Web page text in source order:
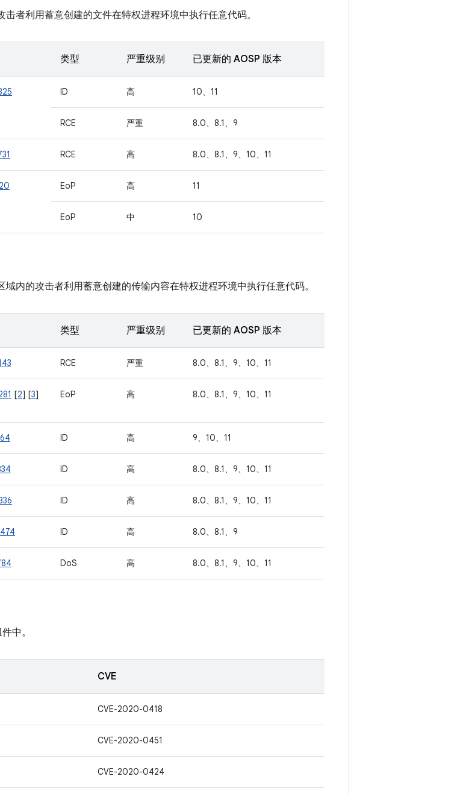
者利用蓄意创建的文件在特权进程环境中执行任意代码。
类型 严重级别 已更新的 AOSP 版本
ID 高 10、11
RCE 严重 8.0、8.1、9
RCE 高 8.0、8.1、9、10、11
EoP 高 11
EoP 中 10
内的攻击者利用蓄意创建的传输内容在特权进程环境中执行任意代码。
类型 严重级别 已更新的 AOSP 版本
RCE 严重 8.0、8.1、9、10、11
[2] [3]
EoP 高 8.0、8.1、9、10、11
ID 高 9、10、11
ID 高 8.0、8.1、9、10、11
ID 高 8.0、8.1、9、10、11
ID 高 8.0、8.1、9
DoS 高 8.0、8.1、9、10、11
中。
CVE
CVE-2020-0418
CVE-2020-0451
CVE-2020-0424